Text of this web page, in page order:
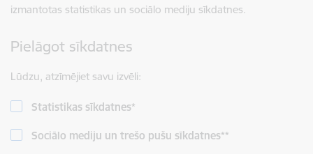
izmantotas statistikas un sociālo mediju sīkdatnes.
Pielāgot sīkdatnes
Lūdzu, atzīmējiet savu izvēli:
Statistikas sīkdatnes*
Sociālo mediju un trešo pušu sīkdatnes**